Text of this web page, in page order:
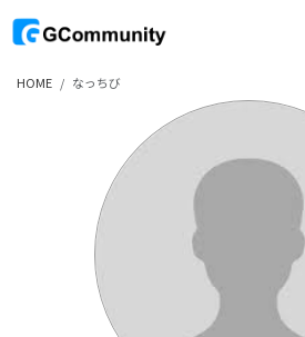
HOME なっちび